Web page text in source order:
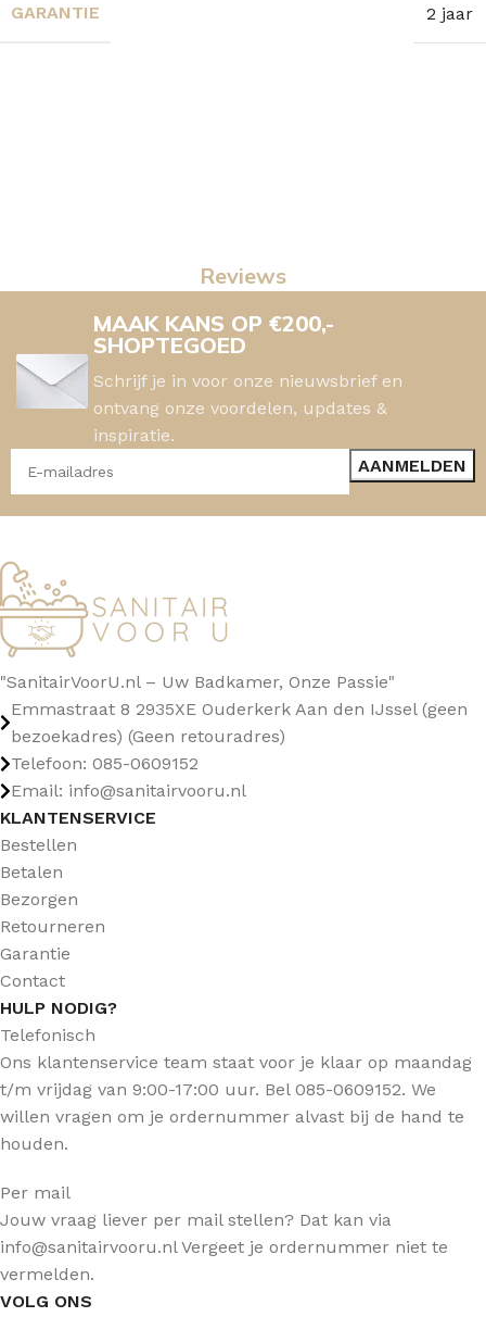
GARANTIE 2 jaar
Reviews
MAAK KANS OP €200,-
SHOPTEGOED
Schrijf je in voor onze nieuwsbrief en
ontvang onze voordelen, updates &
inspiratie.
"SanitairVoorU.nl – Uw Badkamer, Onze Passie"
Emmastraat 8 2935XE Ouderkerk Aan den IJssel (geen
bezoekadres) (Geen retouradres)
Telefoon: 085-0609152
Email: info@sanitairvooru.nl
KLANTENSERVICE
Bestellen
Betalen
Bezorgen
Retourneren
Garantie
Contact
HULP NODIG?
Telefonisch
Ons klantenservice team staat voor je klaar op maandag
t/m vrijdag van 9:00-17:00 uur. Bel 085-0609152. We
willen vragen om je ordernummer alvast bij de hand te
houden.
Per mail
Jouw vraag liever per mail stellen? Dat kan via
info@sanitairvooru.nl Vergeet je ordernummer niet te
vermelden.
VOLG ONS